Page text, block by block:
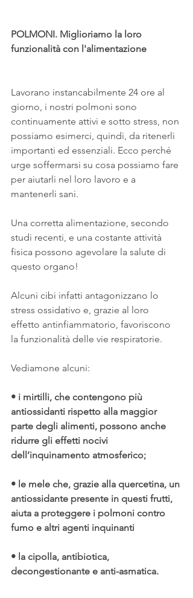
POLMONI. Miglioriamo la loro
funzionalità con l'alimentazione
Lavorano instancabilmente 24 ore al
giorno, i nostri polmoni sono
continuamente attivi e sotto stress, non
possiamo esimerci, quindi, da ritenerli
importanti ed essenziali. Ecco perché
urge soffermarsi su cosa possiamo fare
per aiutarli nel loro lavoro e a
mantenerli sani.
Una corretta alimentazione, secondo
studi recenti, e una costante attività
fisica possono agevolare la salute di
questo organo!
Alcuni cibi infatti antagonizzano lo
stress ossidativo e, grazie al loro
effetto antinfiammatorio, favoriscono
la funzionalità delle vie respiratorie.
Vediamone alcuni:
• i mirtilli, che contengono più
antiossidanti rispetto alla maggior
parte degli alimenti, possono anche
ridurre gli effetti nocivi
dell’inquinamento atmosferico;
• le mele che, grazie alla quercetina, un
antiossidante presente in questi frutti,
aiuta a proteggere i polmoni contro
fumo e altri agenti inquinanti
• la cipolla, antibiotica,
decongestionante e anti-asmatica.